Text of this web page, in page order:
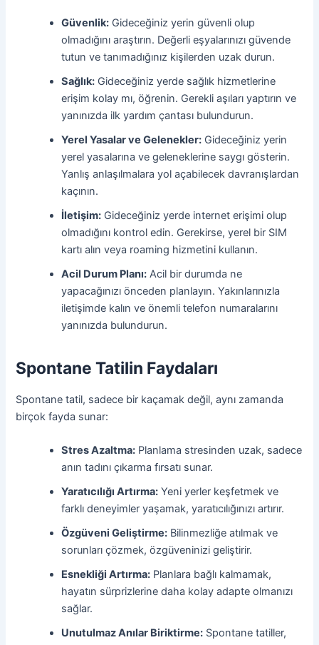
Güvenlik: Gideceğiniz yerin güvenli olup
olmadığını araştırın. Değerli eşyalarınızı güvende
tutun ve tanımadığınız kişilerden uzak durun.
Sağlık: Gideceğiniz yerde sağlık hizmetlerine
erişim kolay mı, öğrenin. Gerekli aşıları yaptırın ve
yanınızda ilk yardım çantası bulundurun.
Yerel Yasalar ve Gelenekler: Gideceğiniz yerin
yerel yasalarına ve geleneklerine saygı gösterin.
Yanlış anlaşılmalara yol açabilecek davranışlardan
kaçının.
İletişim: Gideceğiniz yerde internet erişimi olup
olmadığını kontrol edin. Gerekirse, yerel bir SIM
kartı alın veya roaming hizmetini kullanın.
Acil Durum Planı: Acil bir durumda ne
yapacağınızı önceden planlayın. Yakınlarınızla
iletişimde kalın ve önemli telefon numaralarını
yanınızda bulundurun.
Spontane Tatilin Faydaları
Spontane tatil, sadece bir kaçamak değil, aynı zamanda
birçok fayda sunar:
Stres Azaltma: Planlama stresinden uzak, sadece
anın tadını çıkarma fırsatı sunar.
Yaratıcılığı Artırma: Yeni yerler keşfetmek ve
farklı deneyimler yaşamak, yaratıcılığınızı artırır.
Özgüveni Geliştirme: Bilinmezliğe atılmak ve
sorunları çözmek, özgüveninizi geliştirir.
Esnekliği Artırma: Planlara bağlı kalmamak,
hayatın sürprizlerine daha kolay adapte olmanızı
sağlar.
Unutulmaz Anılar Biriktirme: Spontane tatiller,